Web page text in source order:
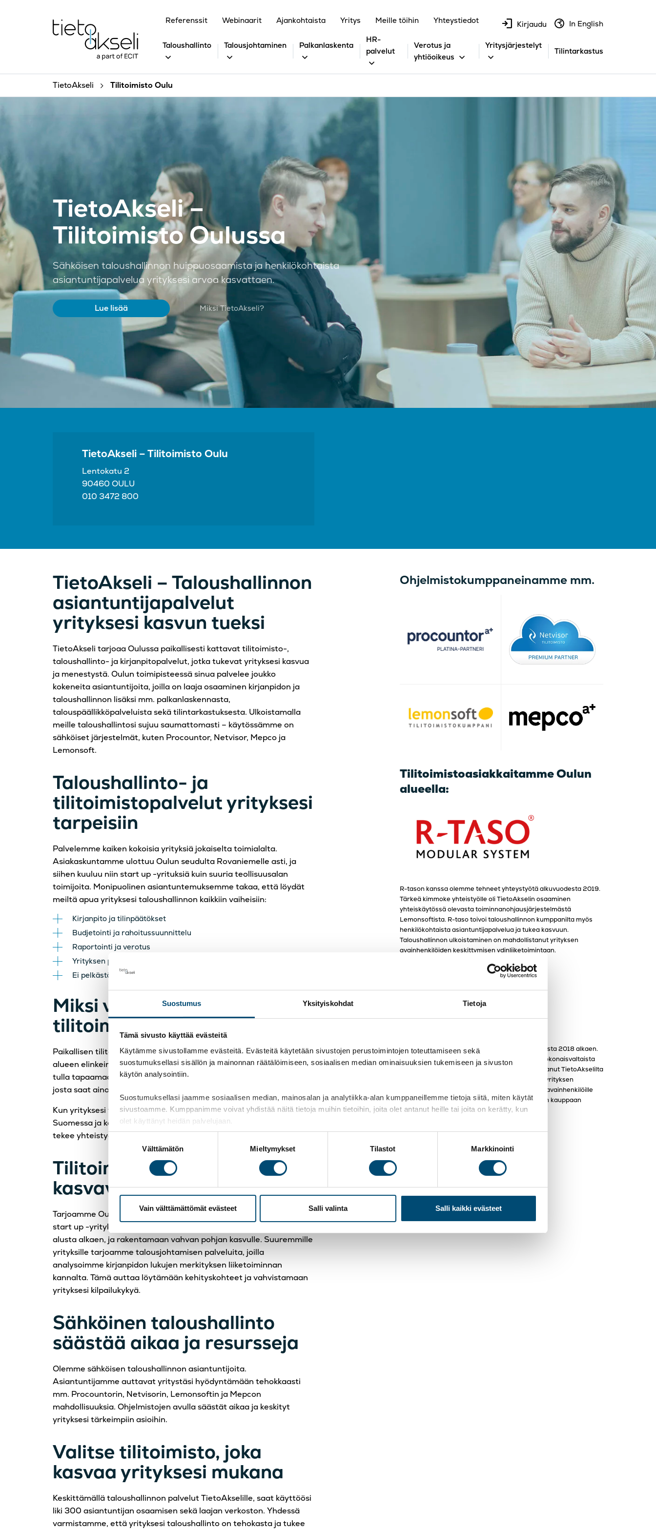
Suostumus Yksityiskohdat Tietoja
Tämä sivusto käyttää evästeitä
Käytämme sivustollamme evästeitä. Evästeitä käytetään sivustojen perustoimintojen toteuttamiseen sekä
suostumuksellasi sisällön ja mainonnan räätälöimiseen, sosiaalisen median ominaisuuksien tukemiseen ja sivuston
käytön analysointiin.
Suostumuksellasi jaamme sosiaalisen median, mainosalan ja analytiikka-alan kumppaneillemme tietoja siitä, miten käytät
sivustoamme. Kumppanimme voivat yhdistää näitä tietoja muihin tietoihin, joita olet antanut heille tai joita on kerätty, kun
olet käyttänyt heidän palvelujaan.
Suostumuksen
Välttämätön Mieltymykset Tilastot Markkinointi
Vain välttämättömät evästeet Salli valinta Salli kaikki evästeet
Referenssit Webinaarit Ajankohtaista Yritys Meille töihin Yhteystiedot Kirjaudu In English
Taloushallinto Talousjohtaminen Palkanlaskenta
HR-
palvelut
Verotus ja
yhtiöoikeus
Yritysjärjestelyt
Tilintarkastus
TietoAkseli Tilitoimisto Oulu
TietoAkseli –
Tilitoimisto Oulussa
Sähköisen taloushallinnon huippuosaamista ja henkilökohtaista
asiantuntijapalvelua yrityksesi arvoa kasvattaen.
Lue lisää Miksi TietoAkseli?
TietoAkseli – Tilitoimisto Oulu
Lentokatu 2
90460 OULU
010 3472 800
TietoAkseli – Taloushallinnon
asiantuntijapalvelut
yrityksesi kasvun tueksi
TietoAkseli tarjoaa Oulussa paikallisesti kattavat tilitoimisto-,
taloushallinto- ja kirjanpitopalvelut, jotka tukevat yrityksesi kasvua
ja menestystä. Oulun toimipisteessä sinua palvelee joukko
kokeneita asiantuntijoita, joilla on laaja osaaminen kirjanpidon ja
taloushallinnon lisäksi mm. palkanlaskennasta,
talouspäällikköpalveluista sekä tilintarkastuksesta. Ulkoistamalla
meille taloushallintosi sujuu saumattomasti – käytössämme on
sähköiset järjestelmät, kuten Procountor, Netvisor, Mepco ja
Lemonsoft.
Taloushallinto- ja
tilitoimistopalvelut yrityksesi
tarpeisiin
Palvelemme kaiken kokoisia yrityksiä jokaiselta toimialalta.
Asiakaskuntamme ulottuu Oulun seudulta Rovaniemelle asti, ja
siihen kuuluu niin start up -yrituksiä kuin suuria teollisuusalan
toimijoita. Monipuolinen asiantuntemuksemme takaa, että löydät
meiltä apua yrityksesi taloushallinnon kaikkiin vaiheisiin:
Kirjanpito ja tilinpäätökset
Budjetointi ja rahoitussuunnittelu
Raportointi ja verotus
Yrityksen perustaminen, arvonmääritys ja yritysjärjestelyt
Ei pelkästään tilitoimisto. Palveluita kaikkiin yrityksesi tarpeisiin
Miksi valita paikallinen
tilitoimisto Oulussa?
Paikallisen tilitoimiston valitseminen tuo etuja. Tunnemme Oulun
alueen elinkeinoelämän, ja olemme helposti saavutettavissa. Voit
tulla tapaamaan asiantuntijoitamme kasvotusten toimistollemme,
josta saat aina henkilökohtaista palvelua sekä paikallistuntemusta.
Kun yrityksesi toiminta laajenee, olemme apunasi myös muualla
Suomessa ja kansainvälisesti. TietoAkseli toimii valtakunnallisesti, ja
tekee yhteistyötä useiden eurooppalaisten kumppaneiden kanssa.
Tilitoimistopalvelut
kasvaville yrityksille
Tarjoamme Oulussa talousasioiden sparrausta ja neuvontaa myös
start up -yrityksille. Autamme seuraamaan oikeita tunnuslukuja
alusta alkaen, ja rakentamaan vahvan pohjan kasvulle. Suuremmille
yrityksille tarjoamme talousjohtamisen palveluita, joilla
analysoimme kirjanpidon lukujen merkityksen liiketoiminnan
kannalta. Tämä auttaa löytämään kehityskohteet ja vahvistamaan
yrityksesi kilpailukykyä.
Sähköinen taloushallinto
säästää aikaa ja resursseja
Olemme sähköisen taloushallinnon asiantuntijoita.
Asiantuntijamme auttavat yritystäsi hyödyntämään tehokkaasti
mm. Procountorin, Netvisorin, Lemonsoftin ja Mepcon
mahdollisuuksia. Ohjelmistojen avulla säästät aikaa ja keskityt
yrityksesi tärkeimpiin asioihin.
Valitse tilitoimisto, joka
kasvaa yrityksesi mukana
Keskittämällä taloushallinnon palvelut TietoAkselille, saat käyttöösi
liki 300 asiantuntijan osaamisen sekä laajan verkoston. Yhdessä
varmistamme, että yrityksesi taloushallinto on tehokasta ja tukee
Ohjelmistokumppaneinamme mm.
Tilitoimistoasiakkaitamme Oulun
alueella:
R-tason kanssa olemme tehneet yhteystyötä alkuvuodesta 2019.
Tärkeä kimmoke yhteistyölle oli TietoAkselin osaaminen
yhteiskäytössä olevasta toiminnanohjausjärjestelmästä
Lemonsoftista. R-taso toivoi taloushallinnon kumppanilta myös
henkilökohtaista asiantuntijapalvelua ja tukea kasvuun.
Taloushallinnon ulkoistaminen on mahdollistanut yrityksen
avainhenkilöiden keskittymisen ydinliiketoimintaan.
Polar Metalli on ollut TietoAkselin asiakas vuodesta 2018 alkaen.
Polar Metalli arvostaa yhteistyössä erityisesti kokonaisvaltaista
palvelua ja ennakoivaa neuvontaa, jota se on saanut TietoAkselilta
aina tarvittaessa. Kirjanpidon lisäksi hoidamme yrityksen
palkanlaskennan ja olemme antaneet yrityksen avainhenkilöille
asiantuntijatukea muun muassa kansainväliseen kauppaan
liittyvisä taloushallinnon kysymyksissä.